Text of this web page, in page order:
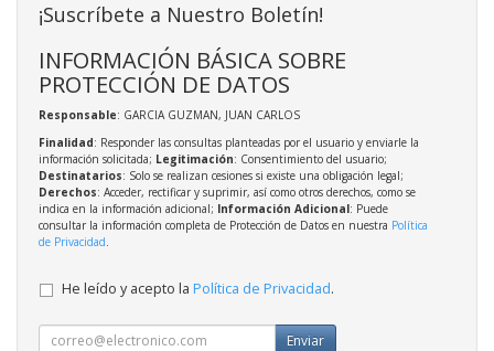
¡Suscríbete a Nuestro Boletín!
INFORMACIÓN BÁSICA SOBRE
PROTECCIÓN DE DATOS
Responsable: GARCIA GUZMAN, JUAN CARLOS
Finalidad: Responder las consultas planteadas por el usuario y enviarle la
información solicitada; Legitimación: Consentimiento del usuario;
Destinatarios: Solo se realizan cesiones si existe una obligación legal;
Derechos: Acceder, rectificar y suprimir, así como otros derechos, como se
indica en la información adicional; Información Adicional: Puede
consultar la información completa de Protección de Datos en nuestra Política
de Privacidad
He leído y acepto la Política de Privacidad.
Enviar